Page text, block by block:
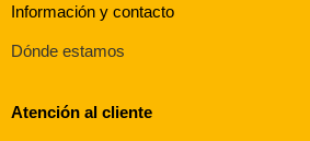
Información y contacto
Dónde estamos
Atención al cliente